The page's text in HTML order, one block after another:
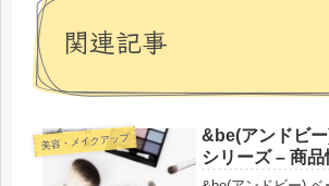
関連記事
美容・メイクアップ
&be(アンドビ
シリーズ – 商品